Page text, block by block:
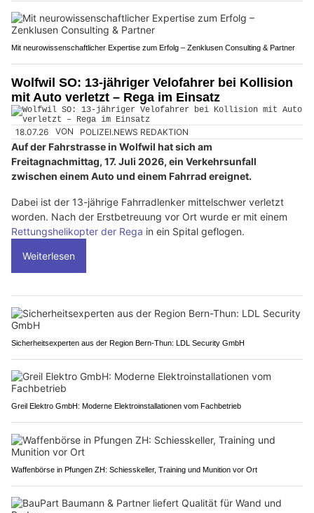
Mit neurowissenschaftlicher Expertise zum Erfolg – Zenklusen Consulting & Partner
Wolfwil SO: 13-jähriger Velofahrer bei Kollision
mit Auto verletzt – Rega im Einsatz
18.07.26 VON POLIZEI.NEWS REDAKTION
Auf der Fahrstrasse in Wolfwil hat sich am
Freitagnachmittag, 17. Juli 2026, ein Verkehrsunfall
zwischen einem Auto und einem Fahrrad ereignet.
Dabei ist der 13-jährige Fahrradlenker mittelschwer verletzt
worden. Nach der Erstbetreuung vor Ort wurde er mit einem
Rettungshelikopter der Rega in ein Spital geflogen.
Weiterlesen
Sicherheitsexperten aus der Region Bern-Thun: LDL Security GmbH
Greil Elektro GmbH: Moderne Elektroinstallationen vom Fachbetrieb
Waffenbörse in Pfungen ZH: Schiesskeller, Training und Munition vor Ort